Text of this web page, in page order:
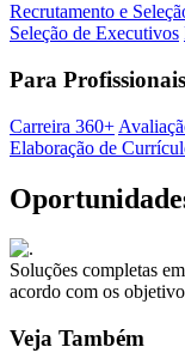
Recrutamento e
Seleção de Executivos
Para Profissionais
Carreira 360+
Elaboração de
Soluções completas
acordo com os
Veja Também